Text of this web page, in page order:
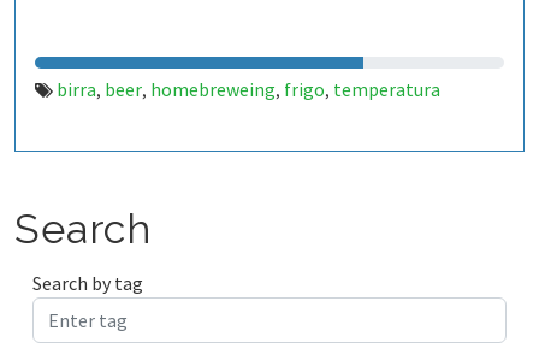
birra, beer, homebreweing, frigo, temperatura
Search
Search by tag